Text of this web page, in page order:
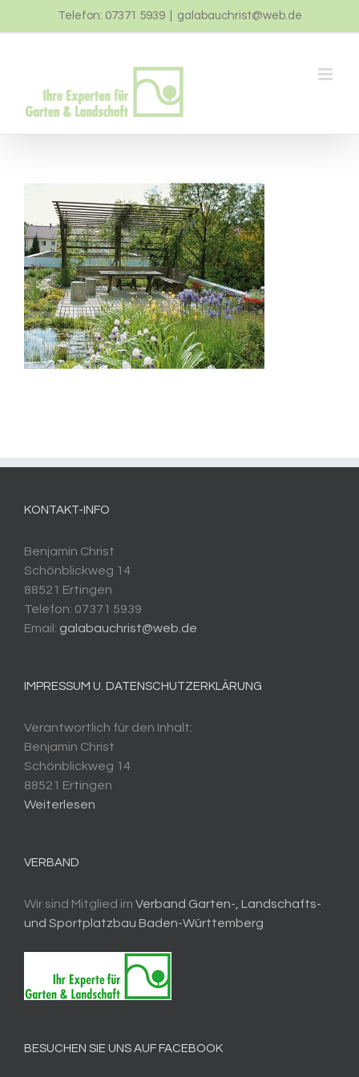
Telefon: 07371 5939 galabauchrist@web.de
KONTAKT-INFO
Benjamin Christ
Schönblickweg 14
88521 Ertingen
Telefon: 07371 5939
Email: galabauchrist@web.de
IMPRESSUM U. DATENSCHUTZERKLÄRUNG
Verantwortlich für den Inhalt:
Benjamin Christ
Schönblickweg 14
88521 Ertingen
Weiterlesen
VERBAND
Wir sind Mitglied im Verband Garten-, Landschafts-
und Sportplatzbau Baden-Württemberg
BESUCHEN SIE UNS AUF FACEBOOK